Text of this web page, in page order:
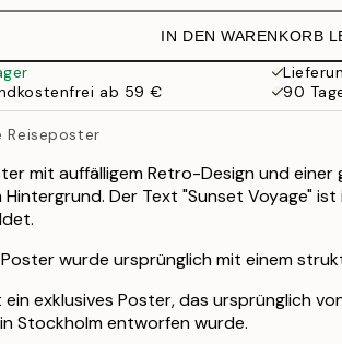
cm
IN DEN WARENKORB
ab 59 €
90
Reiseposter
mit auffälligem Retro-Design und einer
Hintergrund. Der Text "Sunset Voyage"
wurde ursprünglich mit einem
ein exklusives Poster, das ursprünglich
Stockholm entworfen wurde.